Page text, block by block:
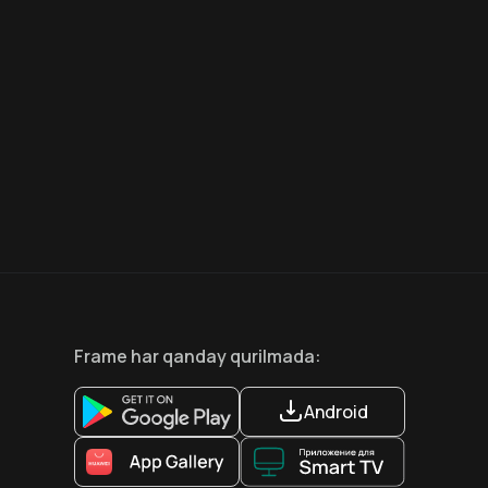
Frame har qanday qurilmada:
Android